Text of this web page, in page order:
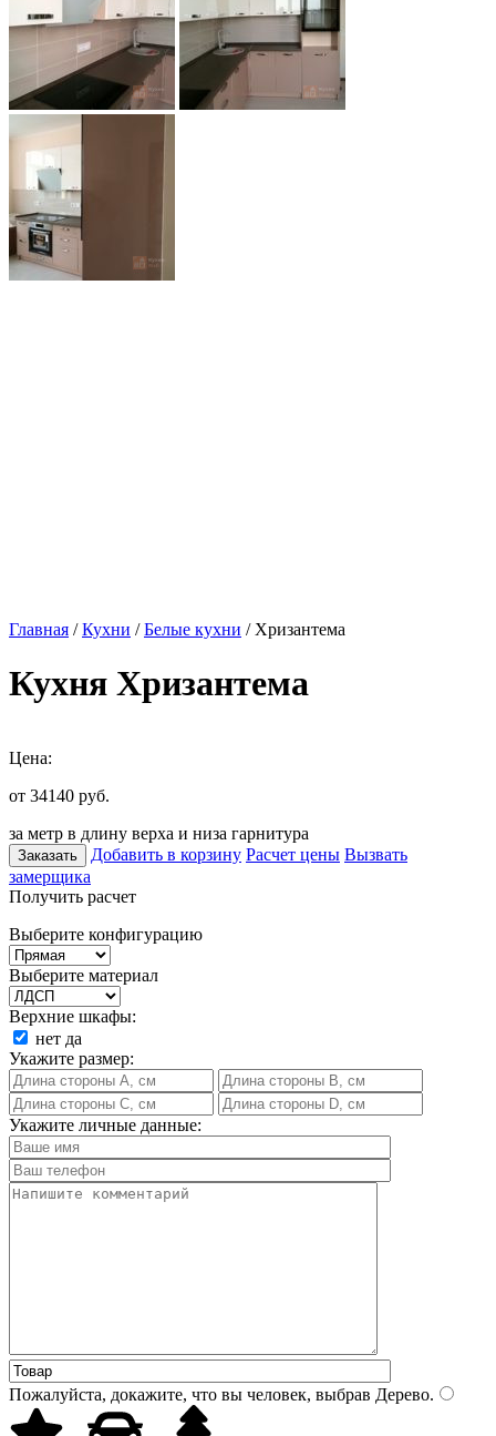
Главная /Кухни /Белые кухни / Хризантема
Кухня Хризантема
Цена:
от 34140 руб.
за метр в длину верха и низа гарнитура
Заказать Добавить в корзину Расчет цены Вызвать
замерщика
Получить расчет
Выберите конфигурацию
Выберите материал
Верхние шкафы:
нет да
Укажите размер:
Укажите личные данные:
Пожалуйста, докажите, что вы человек, выбрав Дерево.